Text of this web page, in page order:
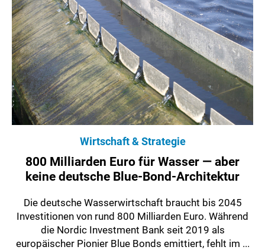
Wirtschaft & Strategie
800 Milliarden Euro für Wasser — aber
keine deutsche Blue-Bond-Architektur
Die deutsche Wasserwirtschaft braucht bis 2045
Investitionen von rund 800 Milliarden Euro. Während
die Nordic Investment Bank seit 2019 als
europäischer Pionier Blue Bonds emittiert, fehlt im ...